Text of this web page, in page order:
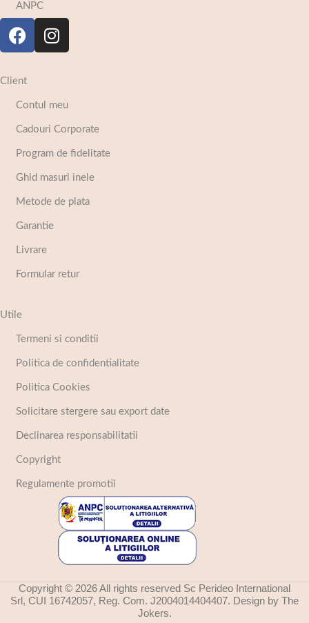
ANPC
Client
Contul meu
Cadouri Corporate
Program de fidelitate
Ghid masuri inele
Metode de plata
Garantie
Livrare
Formular retur
Utile
Termeni si conditii
Politica de confidentialitate
Politica Cookies
Solicitare stergere sau export date
Declinarea responsabilitatii
Copyright
Regulamente promotii
Copyright © 2026 All rights reserved Sc Perideo International
Srl, CUI 16742057, Reg. Com. J2004014404407. Design by The
Jokers.